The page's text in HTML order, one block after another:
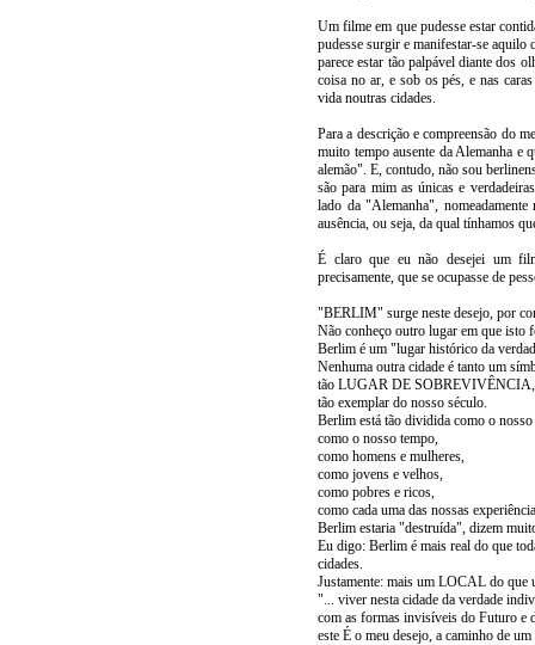
Um filme em que pudesse estar
pudesse surgir e manifestar-se aquilo
parece estar tão palpável diante dos
coisa no ar, e sob os pés, e nas
vida noutras cidades.
Para a descrição e compreensão do
muito tempo ausente da Alemanha e
alemão". E, contudo, não sou
são para mim as únicas e
lado da "Alemanha",
ausência, ou seja, da qual tínhamos
É claro que eu não desejei um
precisamente, que se ocupasse de
"BERLIM" surge neste desejo, por
Não conheço outro lugar em que isto
Berlim é um "lugar histórico da
Nenhuma outra cidade é tanto um
tão LUGAR DE SOBREVIVÊNCIA,
tão exemplar do nosso século.
Berlim está tão dividida como o
como o nosso tempo,
como homens e mulheres,
como jovens e velhos,
como pobres e ricos,
como cada uma das nossas
Berlim estaria "destruída", dizem
Eu digo: Berlim é mais real do que
cidades.
Justamente: mais um LOCAL do
"... viver nesta cidade da verdade
com as formas invisíveis do Futuro e
este É o meu desejo, a caminho de